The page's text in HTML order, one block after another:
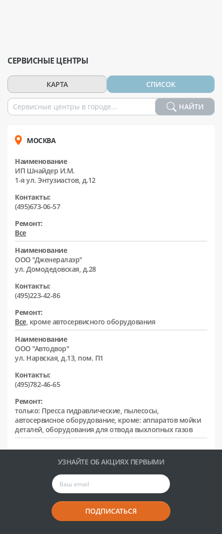
СЕРВИСНЫЕ ЦЕНТРЫ
КАРТА СПИСОК
НАЙТИ
МОСКВА
Наименование
ИП Шнайдер И.М.
1-я ул. Энтузиастов, д.12
Контакты:
(495)673-06-57
Ремонт:
Все
Наименование
ООО "Дженералаэр"
ул. Домодедовская, д.28
Контакты:
(495)223-42-86
Ремонт:
Все, кроме автосервисного оборудования
Наименование
ООО "Автодвор"
ул. Нарвская, д.13, пом. П1
Контакты:
(495)782-46-65
Ремонт:
только: Пресса гидравлические, пылесосы,
автосервисное оборудование, кроме: аппаратов мойки
деталей, оборудования для отвода выхлопных газов
УЗНАЙТЕ ОБ АКЦИЯХ ПЕРВЫМИ
ПОДПИСАТЬСЯ